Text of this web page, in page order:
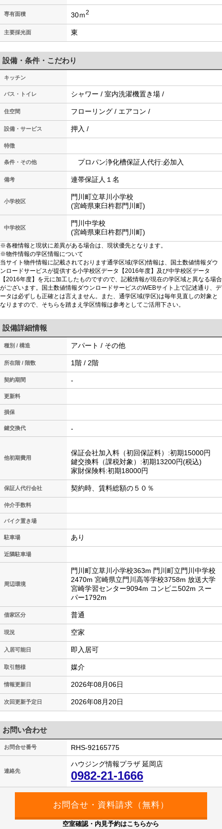
専有面積 30ｍ2
主要採光面 東
設備・条件・こだわり
キッチン
バス・トイレ シャワー / 室内洗濯機置き場 /
住空間 フローリング / エアコン /
設備・サービス 押入 /
特徴
条件・その他 プロパン浄化槽保証人代行:必加入
備考 連帯保証人１名
小学校区
門川町立草川小学校
(宮崎県東臼杵郡門川町)
中学校区
門川中学校
(宮崎県東臼杵郡門川町)
※各種情報と現状に差異がある場合は、現状優先となります。
※物件情報の学区情報について
当サイト物件情報に記載されております通学区域(学区)情報は、国土数値情報ダウ
ンロードサービスが提供する小学校区データ【2016年度】及び中学校区データ
【2016年度】を元に加工したものですので、記載情報が現在の学区域と異なる場合
がございます。国土数値情報ダウンロードサービスのWEBサイト上で記述通り、デ
ータは必ずしも正確とは言えません。また、通学区域(学区)は毎年見直しの対象と
なりますので、そちらを踏まえ学区情報は参考としてご活用下さい。
設備詳細情報
種別 / 構造 アパート / その他
所在階 / 階数 1階 / 2階
契約期間 -
更新料
損保
鍵交換代 -
他初期費用
保証会社加入料（初回保証料）:初期15000円
鍵交換料（課税対象）:初期13200円(税込)
家財保険料:初期18000円
保証人代行会社 契約時、賃料総額の５０％
仲介手数料
バイク置き場
駐車場 あり
近隣駐車場
周辺環境
門川町立草川小学校363m 門川町立門川中学校
2470m 宮崎県立門川高等学校3758m 放送大学
宮崎学習センター9094m コンビニ502m スー
パー1792m
借家区分 普通
現況 空家
入居可能日 即入居可
取引態様 媒介
情報更新日 2026年08月06日
次回更新予定日 2026年08月20日
お問い合わせ
お問合せ番号 RHS-92165775
連絡先
ハウジング情報プラザ 延岡店
0982-21-1666
空室確認・内見予約はこちらから